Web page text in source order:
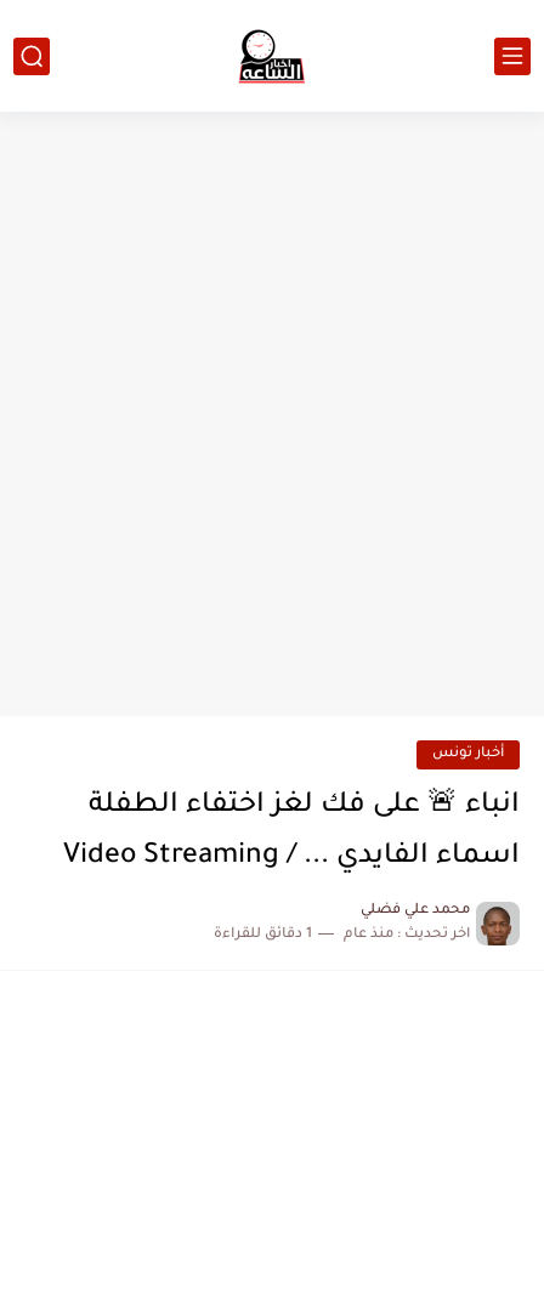
أخبار تونس
انباء 🚨 على فك لغز اختفاء الطفلة
اسماء الفايدي ... / Video Streaming
محمد علي فضلي
اخر تحديث : منذ عام 1 دقائق للقراءة